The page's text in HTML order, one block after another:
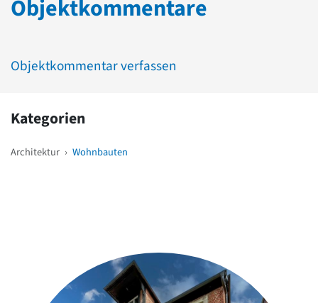
Objektkommentare
Objektkommentar verfassen
Kategorien
Architektur › Wohnbauten